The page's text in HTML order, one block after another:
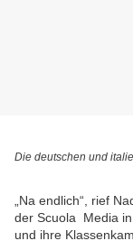
Die deutschen und
„Na endlich“, rief
der Scuola Media
und ihre